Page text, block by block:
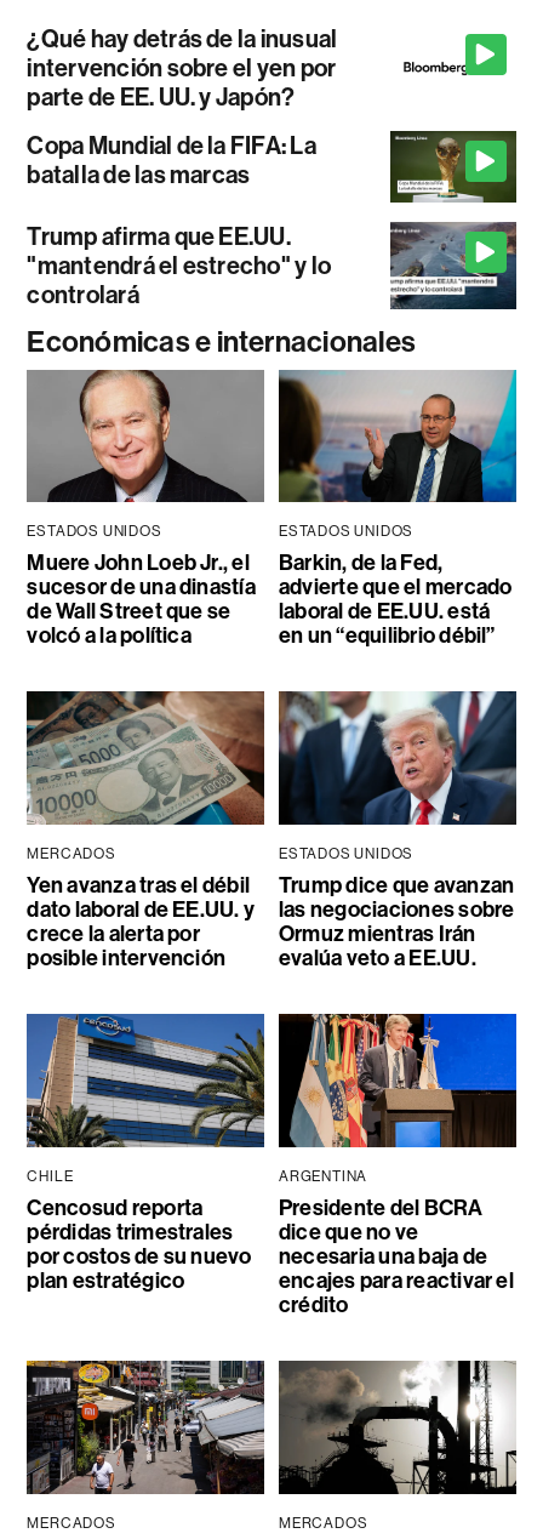
¿Qué hay detrás de la inusual
intervención sobre el yen por
parte de EE. UU. y Japón?
Copa Mundial de la FIFA: La
batalla de las marcas
Trump afirma que EE.UU.
"mantendrá el estrecho" y lo
controlará
Económicas e internacionales
ESTADOS UNIDOS
Muere John Loeb Jr., el
sucesor de una dinastía
de Wall Street que se
volcó a la política
ESTADOS UNIDOS
Barkin, de la Fed,
advierte que el mercado
laboral de EE.UU. está
en un “equilibrio débil”
MERCADOS
Yen avanza tras el débil
dato laboral de EE.UU. y
crece la alerta por
posible intervención
ESTADOS UNIDOS
Trump dice que avanzan
las negociaciones sobre
Ormuz mientras Irán
evalúa veto a EE.UU.
CHILE
Cencosud reporta
pérdidas trimestrales
por costos de su nuevo
plan estratégico
ARGENTINA
Presidente del BCRA
dice que no ve
necesaria una baja de
encajes para reactivar el
crédito
MERCADOS MERCADOS